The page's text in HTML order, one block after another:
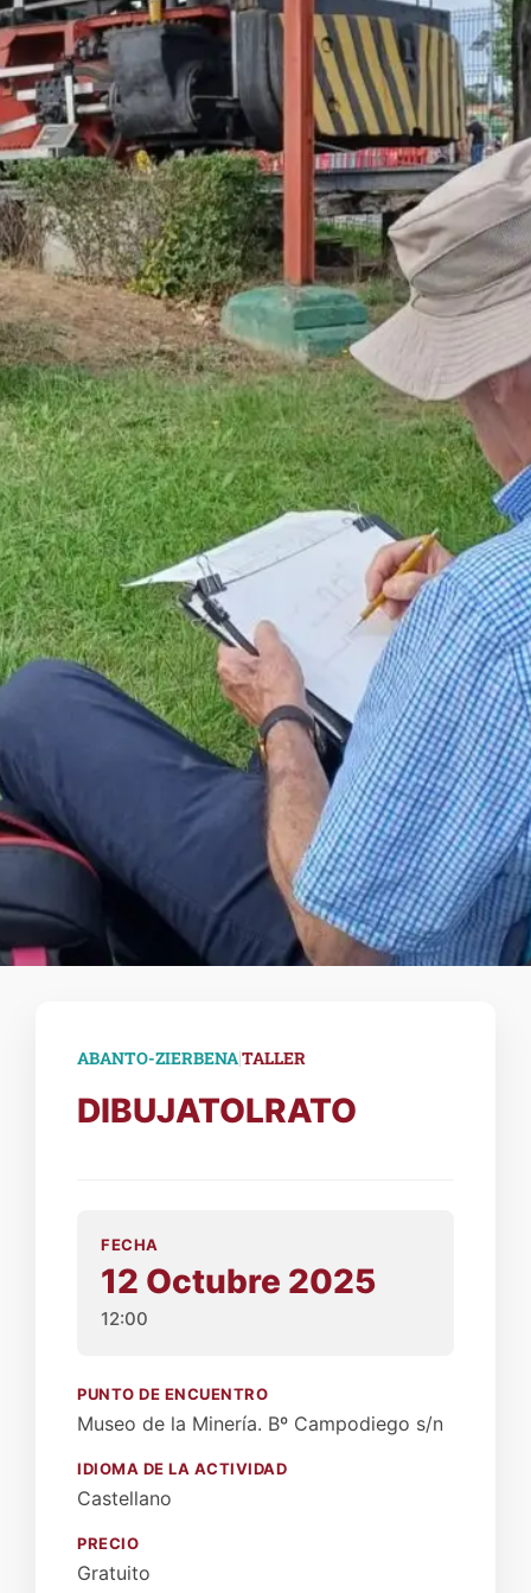
ABANTO-ZIERBENA|TALLER
DIBUJATOLRATO
FECHA
12 Octubre 2025
12:00
PUNTO DE ENCUENTRO
Museo de la Minería. Bº Campodiego s/n
IDIOMA DE LA ACTIVIDAD
Castellano
PRECIO
Gratuito